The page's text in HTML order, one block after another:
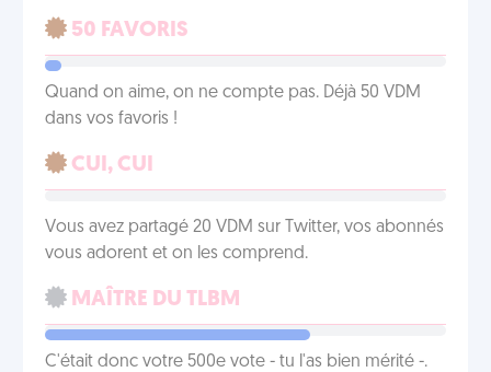
50 FAVORIS
Quand on aime, on ne compte pas. Déjà 50 VDM
dans vos favoris !
CUI, CUI
Vous avez partagé 20 VDM sur Twitter, vos abonnés
vous adorent et on les comprend.
MAÎTRE DU TLBM
C'était donc votre 500e vote - tu l'as bien mérité -.